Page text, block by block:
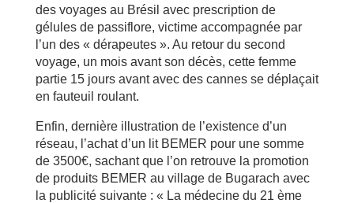
des voyages au Brésil avec prescription de
gélules de passiflore, victime accompagnée par
l’un des « dérapeutes ». Au retour du second
voyage, un mois avant son décès, cette femme
partie 15 jours avant avec des cannes se déplaçait
en fauteuil roulant.
Enfin, dernière illustration de l’existence d’un
réseau, l’achat d’un lit BEMER pour une somme
de 3500€, sachant que l’on retrouve la promotion
de produits BEMER au village de Bugarach avec
la publicité suivante : « La médecine du 21 ème